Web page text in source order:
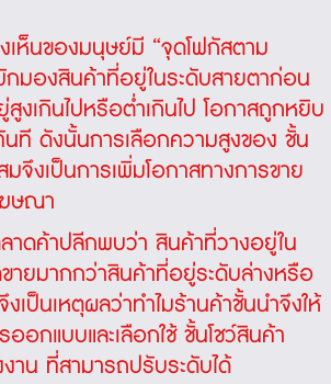
ห็นของมนุษย์มี “จุดโฟกัสตาม
มองสินค้าที่อยู่ในระดับสายตาก่อน
งเกินไปหรือต่ำเกินไป โอกาสถูกหยิบ
ที ดังนั้นการเลือกความสูงของ ชั้น
มจึงเป็นการเพิ่มโอกาสทางการขาย
ฆษณา
าดค้าปลีกพบว่า สินค้าที่วางอยู่ใน
ายมากกว่าสินค้าที่อยู่ระดับล่างหรือ
เป็นเหตุผลว่าทำไมร้านค้าชั้นนำจึงให้
อกแบบและเลือกใช้ ชั้นโชว์สินค้า
าน ที่สามารถปรับระดับได้